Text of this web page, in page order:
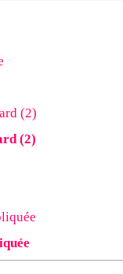
(2)